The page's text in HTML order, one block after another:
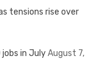
tensions rise over
in JulyAugust 7,